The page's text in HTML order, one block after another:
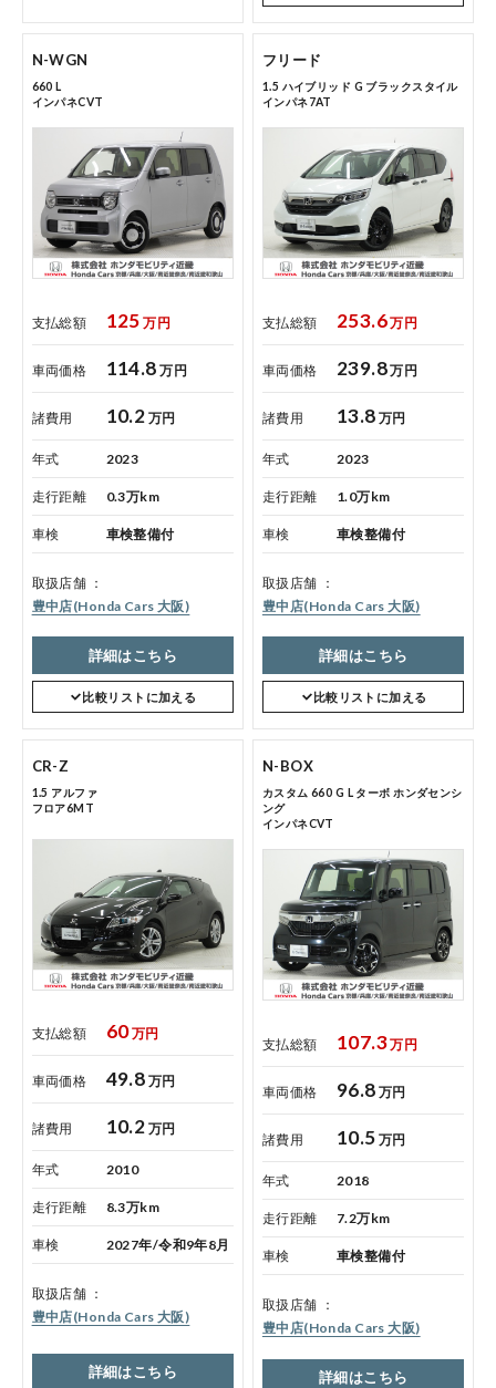
N-WGN
660 L
インパネCVT
支払総額 125 万円
車両価格 114.8 万円
諸費用 10.2 万円
年式 2023
走行距離 0.3万km
車検 車検整備付
取扱店舗
豊中店(Honda Cars 大阪)
詳細はこちら
比較リストに加える
フリード
1.5 ハイブリッド G ブラックスタイル
インパネ7AT
支払総額 253.6万円
車両価格 239.8万円
諸費用 13.8 万円
年式 2023
走行距離 1.0万km
車検 車検整備付
取扱店舗
豊中店(Honda Cars 大阪)
詳細はこちら
比較リストに加える
CR-Z
1.5 アルファ
フロア6MT
支払総額 60万円
車両価格 49.8 万円
諸費用 10.2 万円
年式 2010
走行距離 8.3万km
車検 2027年/令和9年8月
取扱店舗
豊中店(Honda Cars 大阪)
詳細はこちら
N-BOX
カスタム 660 G L ターボ ホンダセンシ
ング
インパネCVT
支払総額 107.3万円
車両価格 96.8 万円
諸費用 10.5 万円
年式 2018
走行距離 7.2万km
車検 車検整備付
取扱店舗
豊中店(Honda Cars 大阪)
詳細はこちら